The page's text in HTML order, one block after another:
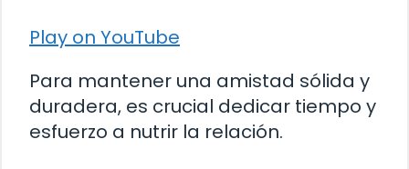
Play on YouTube
Para mantener una amistad sólida y
duradera, es crucial dedicar tiempo y
esfuerzo a nutrir la relación.